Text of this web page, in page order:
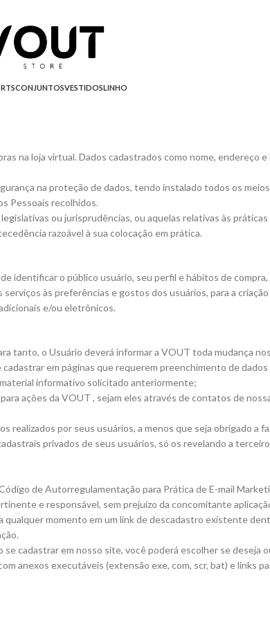
CONJUNTOSVESTIDOSLINHO
na loja virtual. Dados cadastrados como nome, endereço
na proteção de dados, tendo instalado todos os
Pessoais recolhidos.
ou jurisprudências, ou aquelas relativas às práticas
razoável à sua colocação em prática.
identificar o público usuário, seu perfil e hábitos de
às preferências e gostos dos usuários, para a
e/ou eletrônicos.
tanto, o Usuário deverá informar a VOUT toda mudança
em páginas que requerem preenchimento de dados
informativo solicitado anteriormente;
ações da VOUT , sejam eles através de contatos de
realizados por seus usuários, a menos que seja obrigado a
privados de seus usuários, só os revelando a
de Autorregulamentação para Prática de E-mail
e responsável, sem prejuízo da concomitante
momento em um link de descadastro existente
cadastrar em nosso site, você poderá escolher se deseja
anexos executáveis (extensão exe, com, scr, bat) e links